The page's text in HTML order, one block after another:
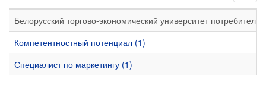
Белорусский торгово-экономический университет
Компетентностный потенциал (1)
Специалист по маркетингу (1)